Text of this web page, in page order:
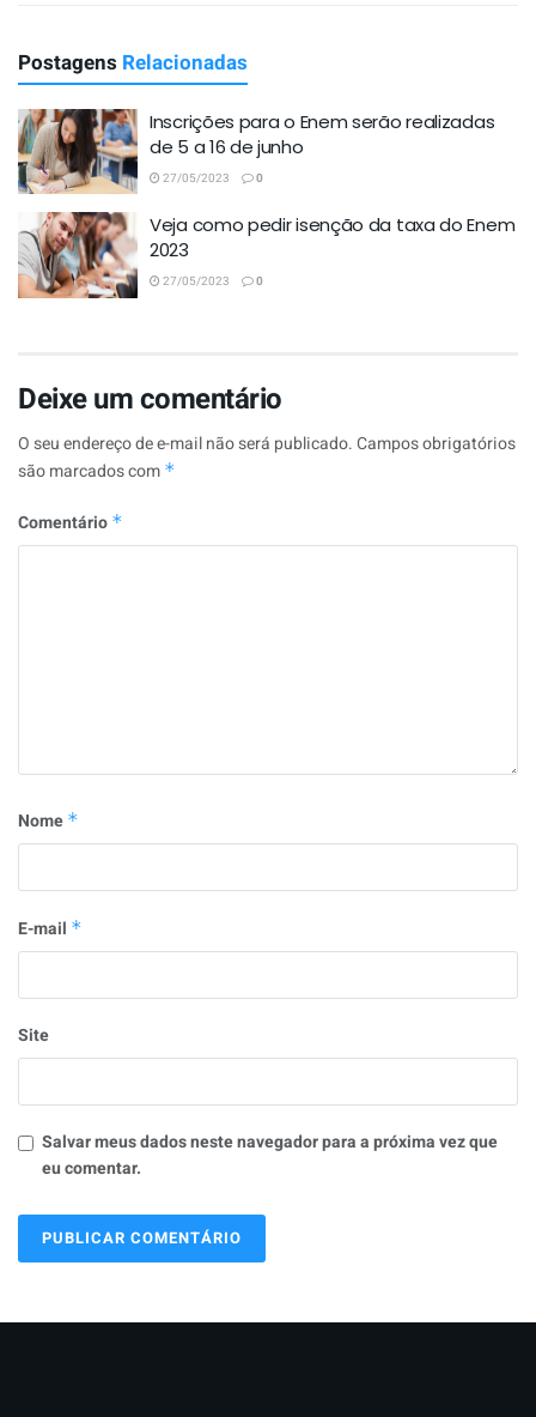
Postagens Relacionadas
Inscrições para o Enem serão realizadas
de 5 a 16 de junho
27/05/2023 0
Veja como pedir isenção da taxa do Enem
2023
27/05/2023 0
Deixe um comentário
O seu endereço de e-mail não será publicado.Campos obrigatórios
são marcados com *
Comentário *
Nome *
E-mail *
Site
Salvar meus dados neste navegador para a próxima vez que
eu comentar.